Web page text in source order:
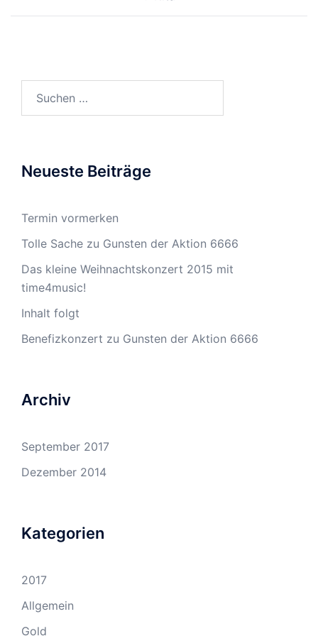
Neueste Beiträge
Termin vormerken
Tolle Sache zu Gunsten der Aktion 6666
Das kleine Weihnachtskonzert 2015 mit
time4music!
Inhalt folgt
Benefizkonzert zu Gunsten der Aktion 6666
Archiv
September 2017
Dezember 2014
Kategorien
2017
Allgemein
Gold